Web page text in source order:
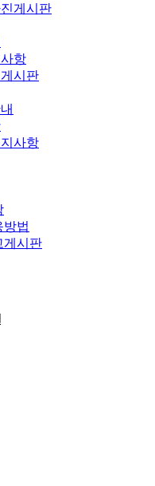
게시판
항
시판
사항
방법
게시판